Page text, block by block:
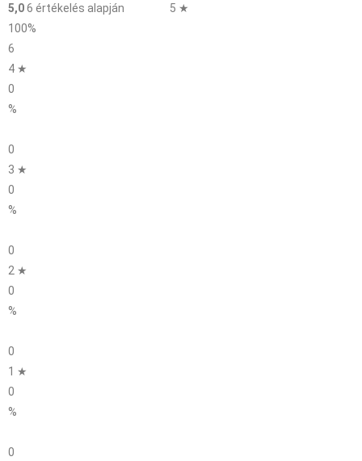
5,06 értékelés alapján
5 ★
100%
6
4 ★
0
%
0
3 ★
0
%
0
2 ★
0
%
0
1 ★
0
%
0